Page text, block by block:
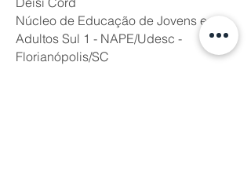
Núcleo de Educação de Jovens e
Adultos Sul 1 - NAPE/Udesc -
Florianópolis/SC